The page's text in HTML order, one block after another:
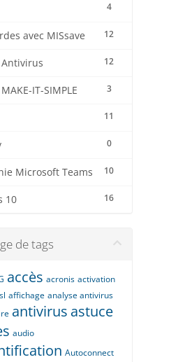
4
12
avec MISsave
12
3
IT-SIMPLE
11
0
10
Microsoft Teams
16
10
de tags
accès acronis activation
affichage analyse antivirus
antivirus astuce
audio
Autoconnect